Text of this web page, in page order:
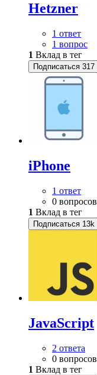
Hetzner
1 ответ
1 вопрос
1 Вклад в тег
Подписаться 317
iPhone
1 ответ
0 вопросов
1 Вклад в тег
Подписаться 13k
JavaScript
2 ответа
0 вопросов
1 Вклад в тег